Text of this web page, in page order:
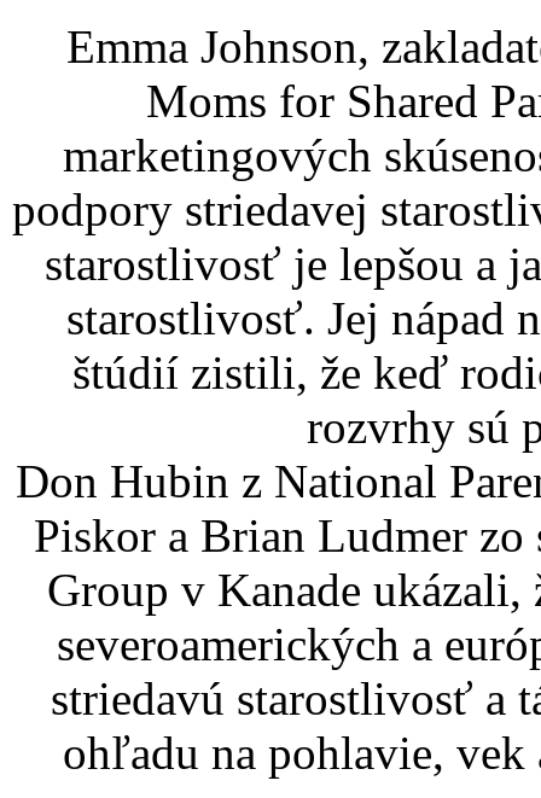
Emma Johnson,
Moms for Shared
marketingových
podpory striedavej
starostlivosť je lepšou a
starostlivosť. Jej nápad
štúdií zistili, že keď
rozvrhy sú
Don Hubin z National
Piskor a Brian Ludmer
Group v Kanade
severoamerických a
striedavú starostlivosť a
ohľadu na pohlavie,